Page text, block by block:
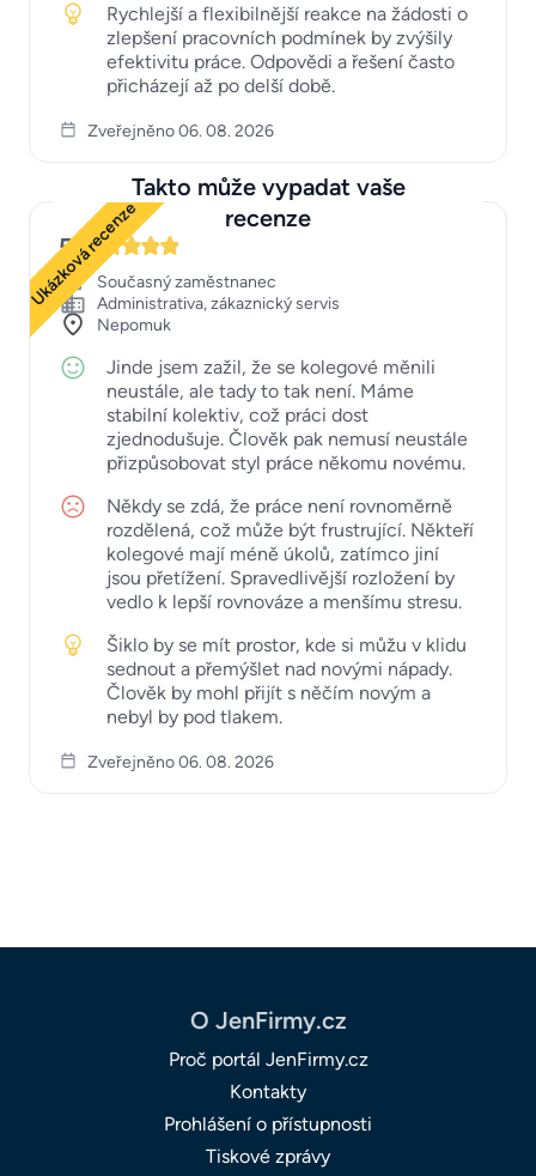
Rychlejší a flexibilnější reakce na žádosti o
zlepšení pracovních podmínek by zvýšily
efektivitu práce. Odpovědi a řešení často
přicházejí až po delší době.
Zveřejněno 06. 08. 2026
Takto může vypadat vaše
recenze
Ukázková recenze
5
Současný zaměstnanec
Administrativa, zákaznický servis
Nepomuk
Jinde jsem zažil, že se kolegové měnili
neustále, ale tady to tak není. Máme
stabilní kolektiv, což práci dost
zjednodušuje. Člověk pak nemusí neustále
přizpůsobovat styl práce někomu novému.
Někdy se zdá, že práce není rovnoměrně
rozdělená, což může být frustrující. Někteří
kolegové mají méně úkolů, zatímco jiní
jsou přetížení. Spravedlivější rozložení by
vedlo k lepší rovnováze a menšímu stresu.
Šiklo by se mít prostor, kde si můžu v klidu
sednout a přemýšlet nad novými nápady.
Člověk by mohl přijít s něčím novým a
nebyl by pod tlakem.
Zveřejněno 06. 08. 2026
O JenFirmy.cz
Proč portál JenFirmy.cz
Kontakty
Prohlášení o přístupnosti
Tiskové zprávy